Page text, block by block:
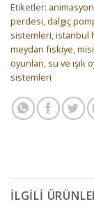
Etiketler:
perdesi,dalgıç
sistemleri,istanbul
meydan fıskiye,
oyunları, su ve ışık
sistemleri
İLGILI